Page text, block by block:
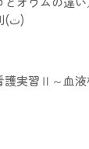
で判別(ت)
護実習Ⅱ～血液